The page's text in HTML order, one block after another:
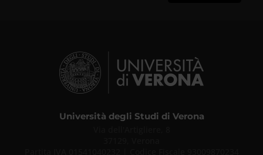
Università degli Studi di Verona